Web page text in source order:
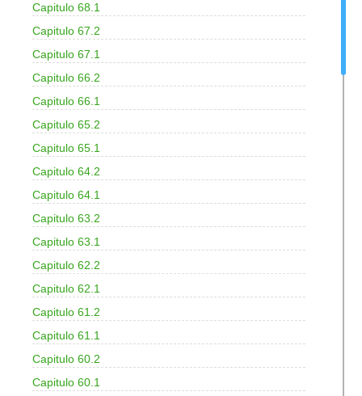
Capitulo 68.1
Capitulo 67.2
Capitulo 67.1
Capitulo 66.2
Capitulo 66.1
Capitulo 65.2
Capitulo 65.1
Capitulo 64.2
Capitulo 64.1
Capitulo 63.2
Capitulo 63.1
Capitulo 62.2
Capitulo 62.1
Capitulo 61.2
Capitulo 61.1
Capitulo 60.2
Capitulo 60.1